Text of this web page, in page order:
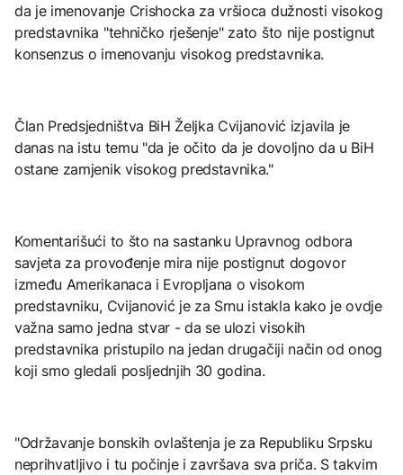
da je imenovanje Crishocka za vršioca dužnosti visokog
predstavnika "tehničko rješenje" zato što nije postignut
konsenzus o imenovanju visokog predstavnika.
Član Predsjedništva BiH Željka Cvijanović izjavila je
danas na istu temu "da je očito da je dovoljno da u BiH
ostane zamjenik visokog predstavnika."
Komentarišući to što na sastanku Upravnog odbora
savjeta za provođenje mira nije postignut dogovor
između Amerikanaca i Evropljana o visokom
predstavniku, Cvijanović je za Srnu istakla kako je ovdje
važna samo jedna stvar - da se ulozi visokih
predstavnika pristupilo na jedan drugačiji način od onog
koji smo gledali posljednjih 30 godina.
"Održavanje bonskih ovlaštenja je za Republiku Srpsku
neprihvatljivo i tu počinje i završava sva priča. S takvim